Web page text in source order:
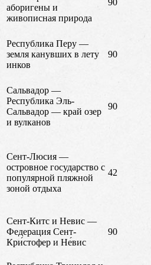
аборигены и
живописная природа
90
Республика Перу —
земля канувших в лету
инков
90
Сальвадор —
Республика Эль-
Сальвадор — край озер
и вулканов
90
Сент-Люсия —
островное государство с
популярной пляжной
зоной отдыха
42
Сент-Китс и Невис —
Федерация Сент-
Кри́стофер и Не́вис
90